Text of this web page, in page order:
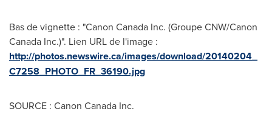
Bas de vignette : "Canon Canada Inc. (Groupe CNW/Canon
Canada Inc.)". Lien URL de l'image :
http://photos.newswire.ca/images/download/20140204_
C7258_PHOTO_FR_36190.jpg
SOURCE : Canon Canada Inc.